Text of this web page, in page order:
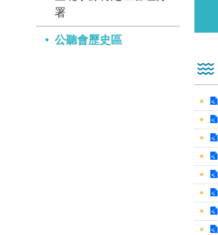
署
公聽會歷史區